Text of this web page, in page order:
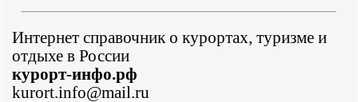
Интернет справочник о курортах, туризме и
отдыхе в России
курорт-инфо.рф
kurort.info@mail.ru